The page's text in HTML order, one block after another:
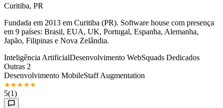
Curitiba, PR
Fundada em 2013 em Curitiba (PR). Software house com presença
em 9 países: Brasil, EUA, UK, Portugal, Espanha, Alemanha,
Japão, Filipinas e Nova Zelândia.
Inteligência ArtificialDesenvolvimento WebSquads Dedicados
Outras 2
Desenvolvimento MobileStaff Augmentation
★★★★★
5(1)